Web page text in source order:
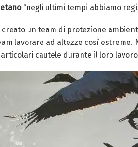
“negli ultimi tempi abbiamo
creato un team di protezione
lavorare ad altezze così estreme.
cautele durante il loro